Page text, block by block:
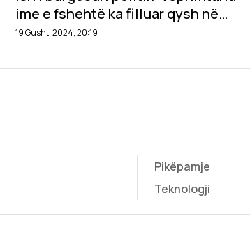
ime e fshehtë ka filluar qysh në
bankat e shkollës së mesme
19 Gusht, 2024, 20:19
Pikëpamje
Teknologji